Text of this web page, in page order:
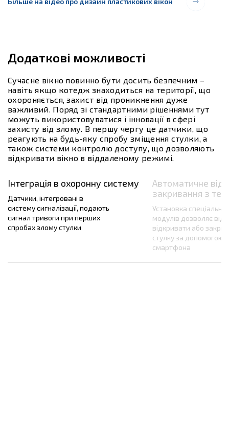
Додаткові можливості
Сучасне вікно повинно бути досить безпечним –
навіть якщо котедж знаходиться на території, що
охороняється, захист від проникнення дуже
важливий. Поряд зі стандартними рішеннями тут
можуть використовуватися і інновації в сфері
захисту від злому. В першу чергу це датчики, що
реагують на будь-яку спробу зміщення стулки, а
також системи контролю доступу, що дозволяють
відкривати вікно в віддаленому режимі.
Інтеграція в охоронну систему
Датчики, інтегровані в
систему сигналізації, подають
сигнал тривоги при перших
спробах злому стулки
Автоматичне
закривання з
Установка
модулів дозволяє
відкривати або
стулку за допомогою
смартфона